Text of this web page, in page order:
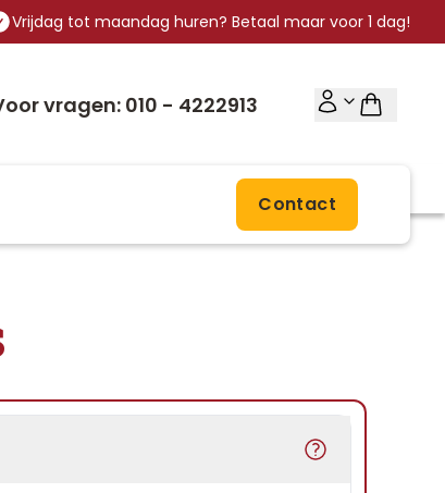
Vrijdag tot maandag huren? Betaal maar voor 1 dag!
vragen: 010 - 4222913
Contact